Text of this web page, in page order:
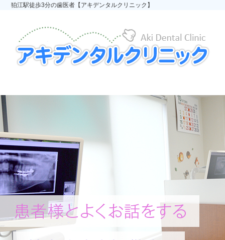
狛江駅徒歩3分の歯医者【アキデンタルクリニック】